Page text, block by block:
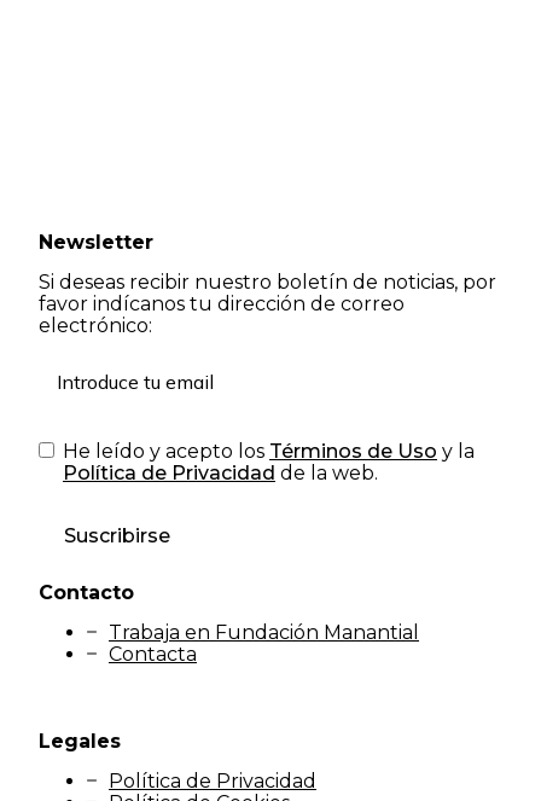
Newsletter
Si deseas recibir nuestro boletín de noticias, por
favor indícanos tu dirección de correo
electrónico:
He leído y acepto los Términos de Uso y la
Política de Privacidad de la web.
Suscribirse
Contacto
Trabaja en Fundación Manantial
Contacta
Legales
Política de Privacidad